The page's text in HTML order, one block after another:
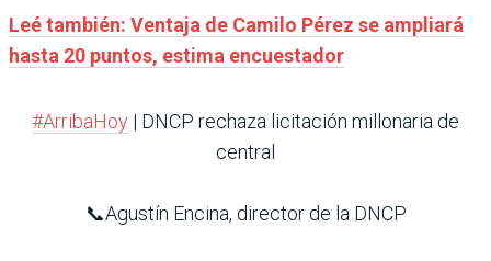
Leé también: Ventaja de Camilo Pérez se ampliará
hasta 20 puntos, estima encuestador
#ArribaHoy | DNCP rechaza licitación millonaria de
central
📞Agustín Encina, director de la DNCP